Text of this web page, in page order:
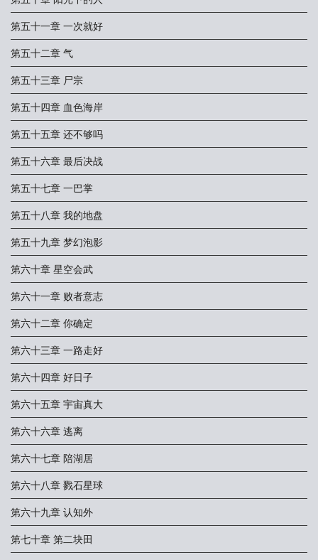
第五十一章 一次就好
第五十二章 气
第五十三章 尸宗
第五十四章 血色海岸
第五十五章 还不够吗
第五十六章 最后决战
第五十七章 一巴掌
第五十八章 我的地盘
第五十九章 梦幻泡影
第六十章 星空会武
第六十一章 败者意志
第六十二章 你确定
第六十三章 一路走好
第六十四章 好日子
第六十五章 宇宙真大
第六十六章 逃离
第六十七章 陪湖居
第六十八章 戮石星球
第六十九章 认知外
第七十章 第二块田